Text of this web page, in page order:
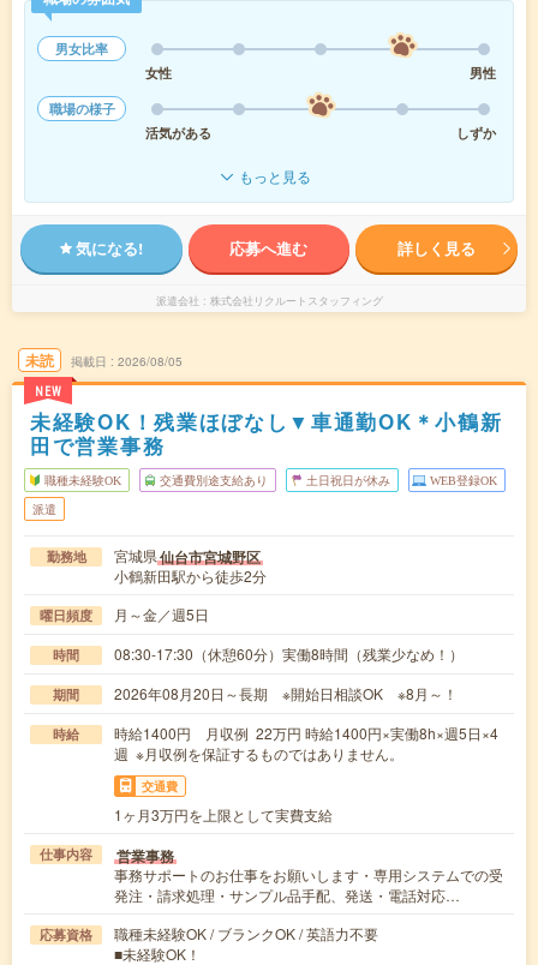
男女比率
女性
男性
職場の様子
活気がある
しずか
もっと見る
気になる! 応募へ進む 詳しく見る
派遣会社 株式会社リクルートスタッフィング
未読
NEW
掲載日 2026/08/05
未経験OK！残業ほぼなし▼車通勤OK＊小鶴新
田で営業事務
職種未経験OK 交通費別途支給あり 土日祝日が休み WEB登録OK
派遣
勤務地 宮城県仙台市宮城野区
小鶴新田駅から徒歩2分
曜日頻度 月～金／週5日
時間 08:30-17:30（休憩60分）実働8時間（残業少なめ！）
期間 2026年08月20日～長期 ※開始日相談OK ※8月～！
時給
時給1400円 月収例 22万円 時給1400円×実働8h×週5日×4
週 ※月収例を保証するものではありません。
交通費
1ヶ月3万円を上限として実費支給
仕事内容 営業事務
事務サポートのお仕事をお願いします・専用システムでの受
発注・請求処理・サンプル品手配、発送・電話対応…
応募資格
職種未経験OK / ブランクOK / 英語力不要
■未経験OK！